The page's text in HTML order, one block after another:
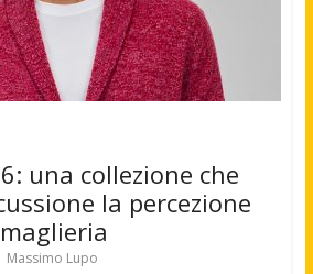
una collezione che
la percezione
Massimo Lupo